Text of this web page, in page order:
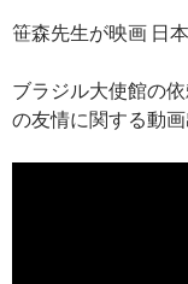
笹森先生が映画 日
ブラジル大使館の
の友情に関する動